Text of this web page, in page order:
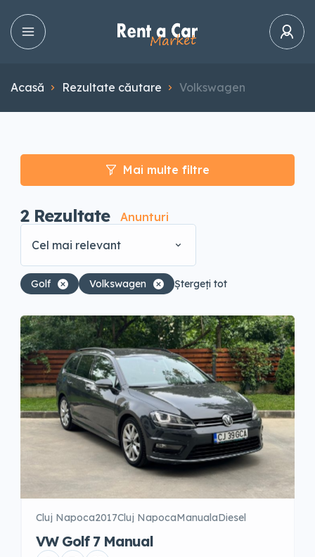
Acasă Rezultate căutare Volkswagen
Mai multe filtre
2 Rezultate
Anunturi
Cel mai relevant
Golf Volkswagen Ștergeți tot
Cluj Napoca2017Cluj NapocaManualaDiesel
VW Golf 7 Manual